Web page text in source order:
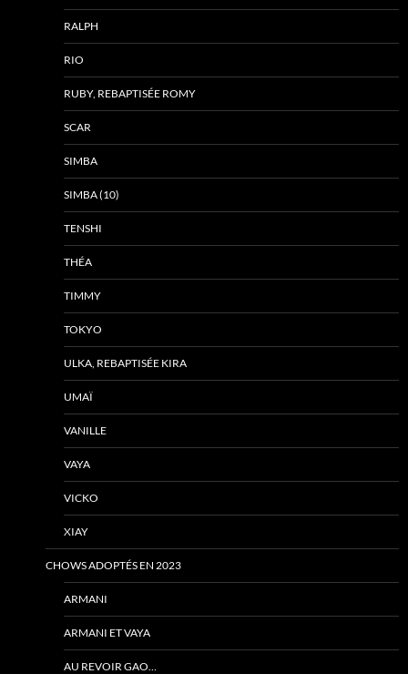
RALPH
RIO
RUBY, REBAPTISÉE ROMY
SCAR
SIMBA
SIMBA (10)
TENSHI
THÉA
TIMMY
TOKYO
ULKA, REBAPTISÉE KIRA
UMAÏ
VANILLE
VAYA
VICKO
XIAY
CHOWS ADOPTÉS EN 2023
ARMANI
ARMANI ET VAYA
AU REVOIR GAO…